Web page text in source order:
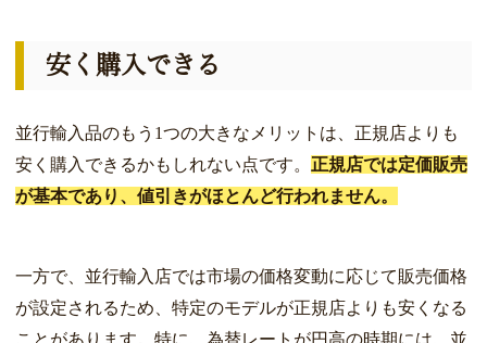
安く購入できる
並行輸入品のもう1つの大きなメリットは、正規店よりも
安く購入できるかもしれない点です。 正規店では定価販売
が基本であり、値引きがほとんど行われません。
一方で、並行輸入店では市場の価格変動に応じて販売価格
が設定されるため、特定のモデルが正規店よりも安くなる
ことがあります。特に、為替レートが円高の時期には、並